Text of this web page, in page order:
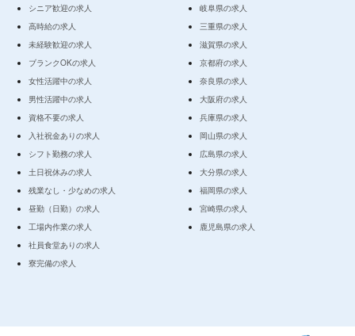
シニア歓迎の求人
高時給の求人
未経験歓迎の求人
ブランクOKの求人
女性活躍中の求人
男性活躍中の求人
資格不要の求人
入社祝金ありの求人
シフト勤務の求人
土日祝休みの求人
残業なし・少なめの求人
昼勤（日勤）の求人
工場内作業の求人
社員食堂ありの求人
寮完備の求人
岐阜県の求人
三重県の求人
滋賀県の求人
京都府の求人
奈良県の求人
大阪府の求人
兵庫県の求人
岡山県の求人
広島県の求人
大分県の求人
福岡県の求人
宮崎県の求人
鹿児島県の求人